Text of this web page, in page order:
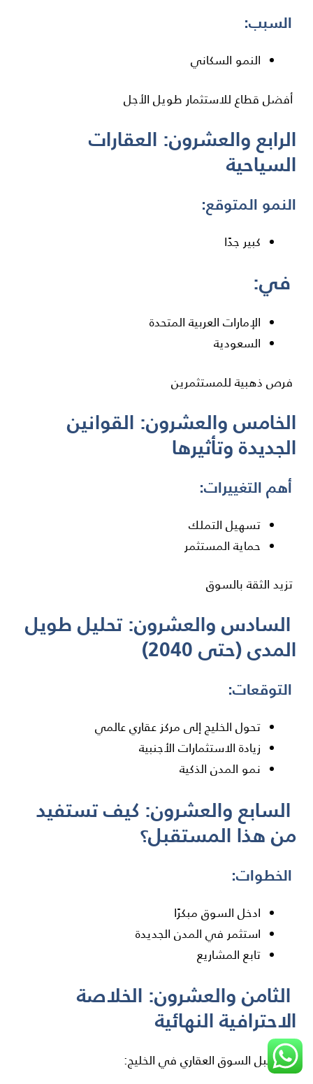
السبب:
النمو السكاني
أفضل قطاع للاستثمار طويل الأجل
الرابع والعشرون: العقارات
السياحية
النمو المتوقع:
كبير جدًا
في:
الإمارات العربية المتحدة
السعودية
فرص ذهبية للمستثمرين
الخامس والعشرون: القوانين
الجديدة وتأثيرها
أهم التغييرات:
تسهيل التملك
حماية المستثمر
تزيد الثقة بالسوق
السادس والعشرون: تحليل طويل
المدى (حتى 2040)
التوقعات:
تحول الخليج إلى مركز عقاري عالمي
زيادة الاستثمارات الأجنبية
نمو المدن الذكية
السابع والعشرون: كيف تستفيد
من هذا المستقبل؟
الخطوات:
ادخل السوق مبكرًا
استثمر في المدن الجديدة
تابع المشاريع
الثامن والعشرون: الخلاصة
الاحترافية النهائية
مستقبل السوق العقاري في الخليج: